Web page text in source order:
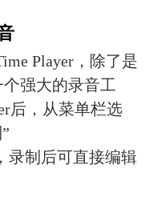
Player，除了是
强大的录音工
后，从菜单栏选
录制后可直接编辑